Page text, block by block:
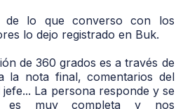
de lo que converso con los
lo dejo registrado en Buk.
de 360 grados es a través de
la nota final, comentarios del
jefe... La persona responde y se
es muy completa y nos